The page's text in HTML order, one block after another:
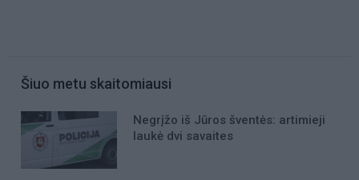
Šiuo metu skaitomiausi
Negrįžo iš Jūros šventės: artimieji
laukė dvi savaites